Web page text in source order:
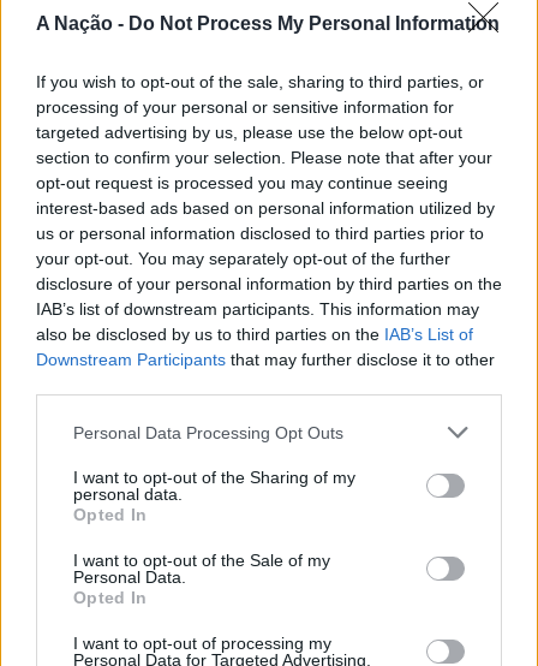
A Nação - Do Not Process My Personal Information
If you wish to opt-out of the sale, sharing to third parties, or
processing of your personal or sensitive information for
targeted advertising by us, please use the below opt-out
section to confirm your selection. Please note that after your
opt-out request is processed you may continue seeing
interest-based ads based on personal information utilized by
us or personal information disclosed to third parties prior to
your opt-out. You may separately opt-out of the further
disclosure of your personal information by third parties on the
IAB’s list of downstream participants. This information may
also be disclosed by us to third parties on the IAB’s List of
Downstream Participants that may further disclose it to other
Personal Data Processing Opt Outs
I want to opt-out of the Sharing of my
personal data.
Opted In
I want to opt-out of the Sale of my
Personal Data.
Opted In
I want to opt-out of processing my
Personal Data for Targeted Advertising.
ARTIGOS RECENTES
de “provocar” mudanças genéticas, diz neurocientista
“Millennium Estoril Open 2026” regressou ao circuito ATP
com vitória do francês Luca Van Assche
Castelo Branco: “Bienal Internacional de Artes e Ofícios”
promete afirmar artesanato, património e inovação como
“motores de desenvolvimento económico e cultural” do
município português
Covilhã: Especialista aponta investimento estrangeiro e
Rio de Janeiro: Governo do Estado propõe parceria com a
FUNCEX para “reforçar inteligência sobre comércio
exterior”